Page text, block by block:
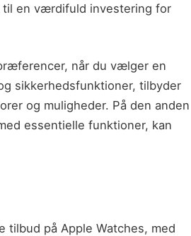
til en værdifuld investering for
når du vælger en
sikkerhedsfunktioner, tilbyder
og muligheder. På den anden
essentielle funktioner, kan
tilbud på Apple Watches, med